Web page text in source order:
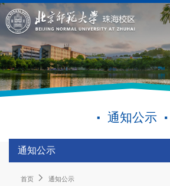
通知公示
通知公示
首页 通知公示